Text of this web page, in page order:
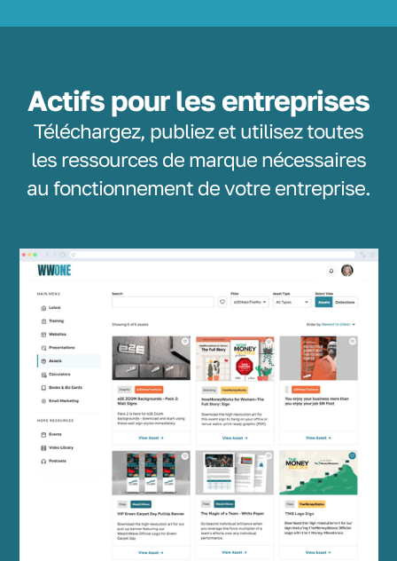
Actifs pour les entreprises
Téléchargez, publiez et utilisez toutes
les ressources de marque nécessaires
au fonctionnement de votre entreprise.